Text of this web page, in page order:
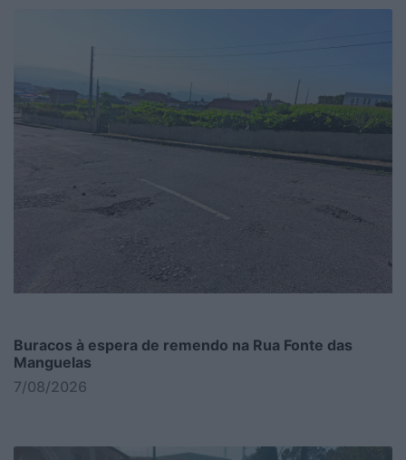
Buracos à espera de remendo na Rua Fonte das
Manguelas
7/08/2026